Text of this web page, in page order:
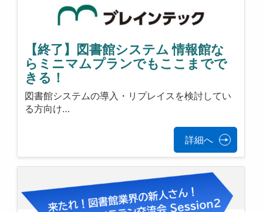
【終了】図書館システム 情報館な
らミニマムプランでもここまでで
きる！
図書館システムの導入・リプレイスを検討してい
る方向け…
詳細へ